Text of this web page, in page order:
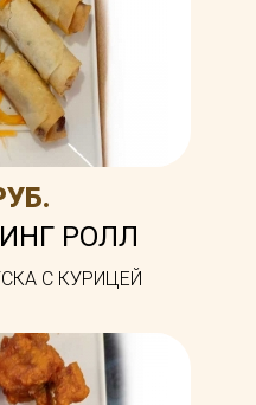
РОЛЛ
С КУРИЦЕЙ